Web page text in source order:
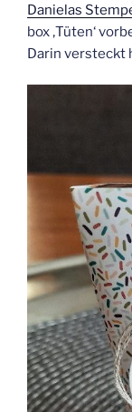
Danielas
box ‚Tüten‘
Darin versteckt